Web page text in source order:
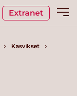
Extranet
Kasvikset